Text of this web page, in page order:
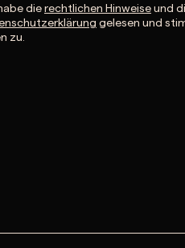
dierechtlichen Hinweiseund
gelesen und
zu.